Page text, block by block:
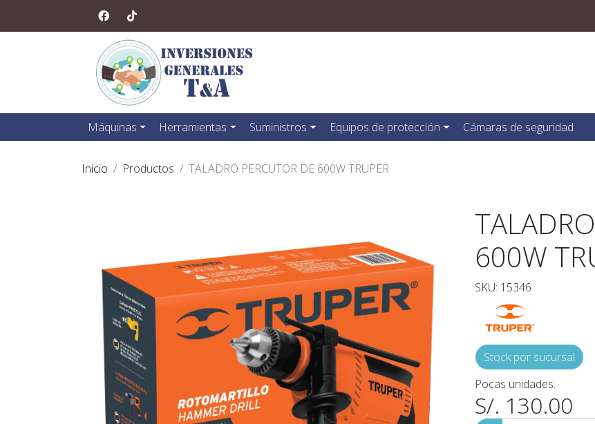
Máquinas Herramientas Suministros Equipos de protección Cámaras de seguridad
Inicio Productos TALADRO PERCUTOR DE 600W TRUPER
600W
SKU: 15346
Stock por sucursal
Pocas unidades.
S/. 130.00